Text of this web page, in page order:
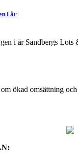
i år
i år Sandbergs
ökad omsättning